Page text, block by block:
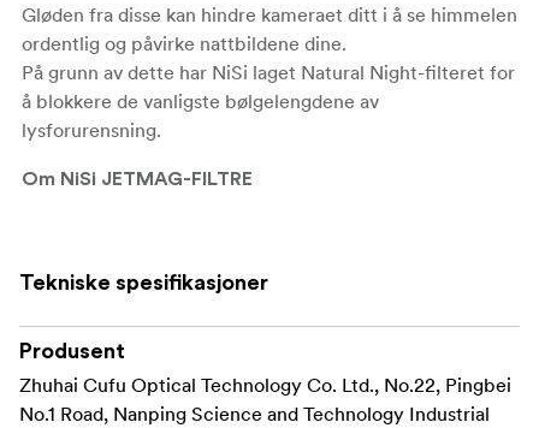
Gløden fra disse kan hindre kameraet ditt i å se himmelen
ordentlig og påvirke nattbildene dine.
På grunn av dette har NiSi laget Natural Night-filteret for
å blokkere de vanligste bølgelengdene av
lysforurensning.
Om NiSi JETMAG-FILTRE
ultravidvinkelobjektiver.
filtre holder seg godt på plass, noe som gjør disse filtrene
portretter.
Tekniske spesifikasjoner
Produsent
Zhuhai Cufu Optical Technology Co. Ltd., No.22, Pingbei
No.1 Road, Nanping Science and Technology Industrial